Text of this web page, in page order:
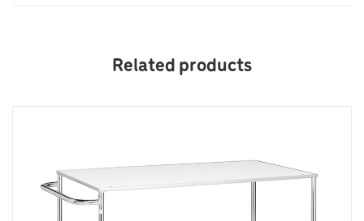
Related products